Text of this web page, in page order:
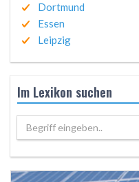
Dortmund
Essen
Leipzig
Im Lexikon suchen
Begriff eingeben..